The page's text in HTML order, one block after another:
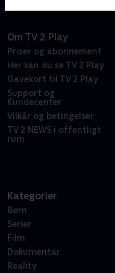
Om TV 2 Play
Priser og abonnement
Her kan du se TV 2 Play
Gavekort til TV 2 Play
Support og
Kundecenter
Vilkår og betingelser
TV 2 NEWS i offentligt
rum
Kategorier
Børn
Serier
Film
Dokumentar
Reality